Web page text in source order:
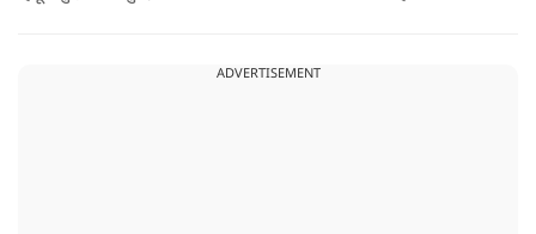
बात रखें और संसद में भी उनकी आवाज उठाएं.
ADVERTISEMENT